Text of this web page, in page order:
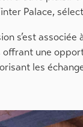
Palace,
s’est
une
les